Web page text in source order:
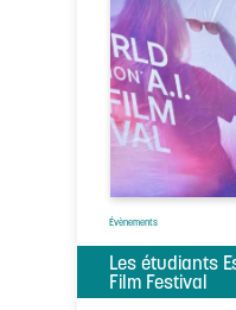
Évènements
Les étudiants
Film Festival